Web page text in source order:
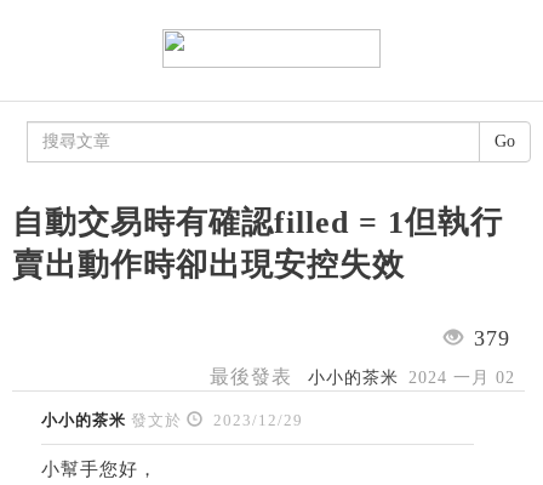
自動交易時有確認filled = 1但執行
賣出動作時卻出現安控失效
379
最後發表 小小的茶米 2024 一月 02
小小的茶米 發文於 2023/12/29
小幫手您好，
Go